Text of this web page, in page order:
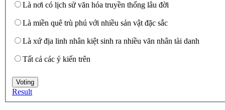
Là nơi có lịch sử văn hóa truyền thống lâu đời
Là miền quê trù phú với nhiều sản vật đặc sắc
Là xứ địa linh nhân kiệt sinh ra nhiều văn nhân tài danh
Tất cả các ý kiến trên
Result